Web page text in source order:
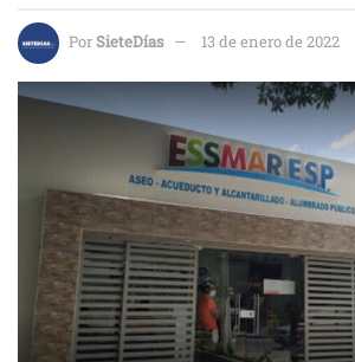
PorSieteDías 13 de enero de 2022